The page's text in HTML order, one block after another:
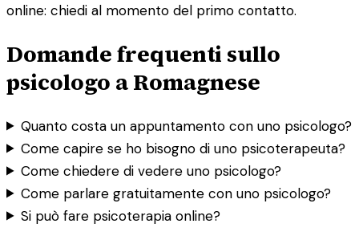
online: chiedi al momento del primo contatto.
Domande frequenti sullo
psicologo a Romagnese
Quanto costa un appuntamento con uno psicologo?
Come capire se ho bisogno di uno psicoterapeuta?
Come chiedere di vedere uno psicologo?
Come parlare gratuitamente con uno psicologo?
Si può fare psicoterapia online?